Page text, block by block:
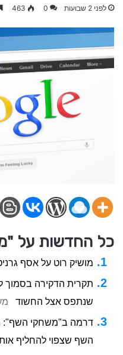
לפני 2 שבועות 0
463
כל החדשות על
מושיק רוט על אסף
תקרית הדקירה
שנתפס אצל החשוד
השף שצפוי להחליף